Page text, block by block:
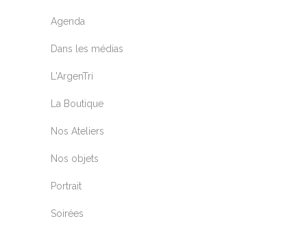
Agenda
Dans les médias
L'ArgenTri
La Boutique
Nos Ateliers
Nos objets
Portrait
Soirées